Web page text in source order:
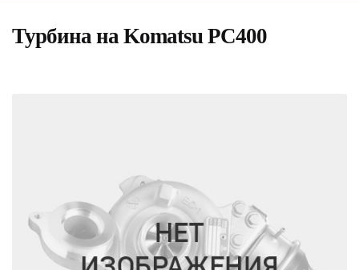
Турбина на Komatsu PC400